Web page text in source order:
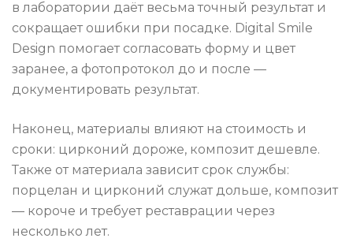
в лаборатории даёт весьма точный результат и
сокращает ошибки при посадке. Digital Smile
Design помогает согласовать форму и цвет
заранее, а фотопротокол до и после —
документировать результат.
Наконец, материалы влияют на стоимость и
сроки: цирконий дороже, композит дешевле.
Также от материала зависит срок службы:
порцелан и цирконий служат дольше, композит
— короче и требует реставрации через
несколько лет.